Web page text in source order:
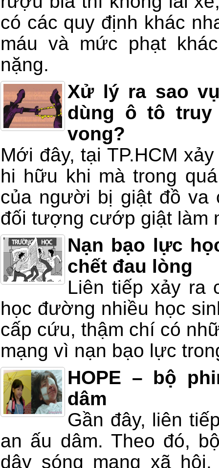
có các quy định khác
máu và mức phạt
nặng.
Xử lý ra sao
dùng ô tô
vong?
Mới đây, tại TP.HCM
hi hữu khi mà trong
của người bị giật đồ va
đối tượng cướp giật làm
Nạn bạo lực
chết đau lòng
Liên tiếp xảy ra
học đường nhiều học
cấp cứu, thậm chí có
mạng vì nạn bạo lực
HOPE – bộ
dâm
Gần đây, liên
an ấu dâm. Theo đó,
dậy sóng mạng xã